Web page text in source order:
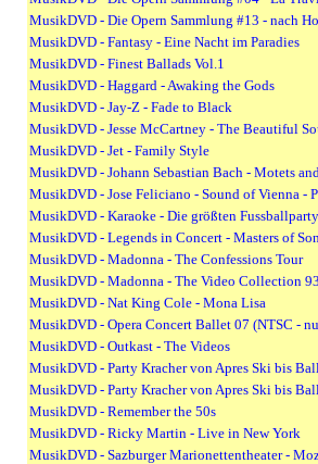
MusikDVD - Die Opern Sammlung #13 - nach
MusikDVD - Fantasy - Eine Nacht im Paradies
MusikDVD - Finest Ballads Vol.1
MusikDVD - Haggard - Awaking the Gods
MusikDVD - Jay-Z - Fade to Black
MusikDVD - Jesse McCartney - The Beautiful
MusikDVD - Jet - Family Style
MusikDVD - Johann Sebastian Bach - Motets
MusikDVD - Jose Feliciano - Sound of Vienna -
MusikDVD - Karaoke - Die größten
MusikDVD - Legends in Concert - Masters of
MusikDVD - Madonna - The Confessions Tour
MusikDVD - Madonna - The Video Collection
MusikDVD - Nat King Cole - Mona Lisa
MusikDVD - Opera Concert Ballet 07 (NTSC -
MusikDVD - Outkast - The Videos
MusikDVD - Party Kracher von Apres Ski bis
MusikDVD - Party Kracher von Apres Ski bis
MusikDVD - Remember the 50s
MusikDVD - Ricky Martin - Live in New York
MusikDVD - Sazburger Marionettentheater -